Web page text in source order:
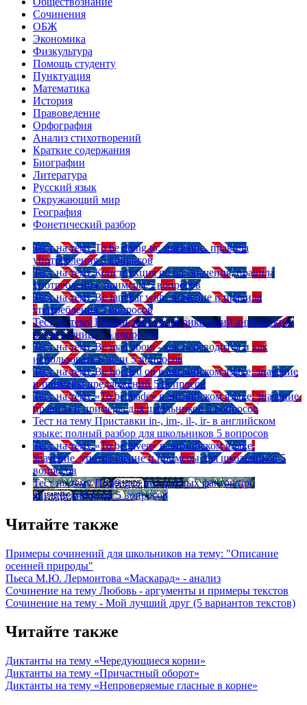
Сочинения
ОБЖ
Экономика
Физкультура
Помощь студенту
Пунктуация
Математика
История
Правоведение
Орфография
Анализ стихотворений
Краткие содержания
Биографии
Литература
Русский язык
Окружающий мир
География
Фонетический разбор
Тест на тему To be going to: значение, правила
употребления 5 вопросов
Тест на тему Конструкция go on: значения, правила
употребления, примеры 5 вопросов
Тест на тему Be familiar with: значение и правила
употребления 5 вопросов
Тест на тему Британский vs американский английский:
в чем разница? 5 вопросов
Тест на тему Be mad about - как переводится и как
использовать в речи 5 вопросов
Тест на тему Be hooked on в английском языке: значение
и примеры предложений 5 вопросов
Тест на тему «To be made» в английском языке: значение,
правила и примеры для школьников 5 вопросов
Тест на тему Приставки in-, im-, il-, ir- в английском
языке: полный разбор для школьников 5 вопросов
Тест на тему «To be given» в английском языке:
значение, употребление и примеры для школьников 5
вопросов
Тест на тему Подборка интересных фактов про
английский язык 5 вопросов
Читайте также
Примеры сочинений для школьников на тему: "Описание
осенней природы"
Пьеса М.Ю. Лермонтова «Маскарад» - анализ
Сочинение на тему Любовь - аргументы и примеры текстов
Сочинение на тему - Мой лучший друг (5 вариантов текстов)
Читайте также
Диктанты на тему «Чередующиеся корни»
Диктанты на тему «Причастный оборот»
Диктанты на тему «Непроверяемые гласные в корне»